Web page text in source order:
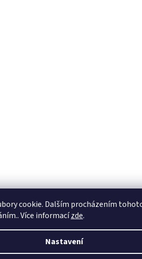
cookie. Dalším procházením
Více informacízde.
Nastavení